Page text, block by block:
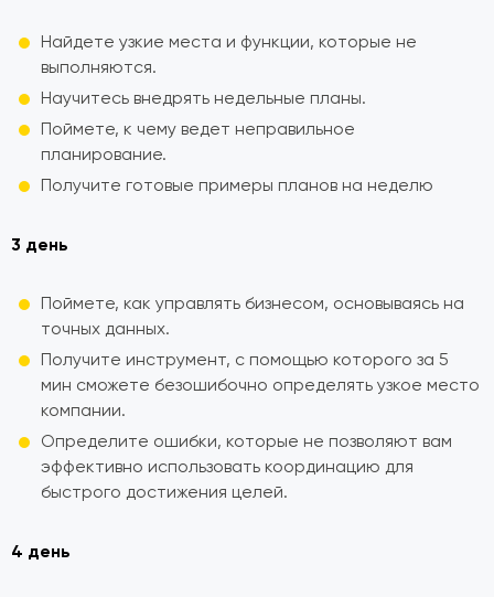
Найдете узкие места и функции, которые не
выполняются.
Научитесь внедрять недельные планы.
Поймете, к чему ведет неправильное
планирование.
Получите готовые примеры планов на неделю
3 день
Поймете, как управлять бизнесом, основываясь на
точных данных.
Получите инструмент, с помощью которого за 5
мин сможете безошибочно определять узкое место
компании.
Определите ошибки, которые не позволяют вам
эффективно использовать координацию для
быстрого достижения целей.
4 день